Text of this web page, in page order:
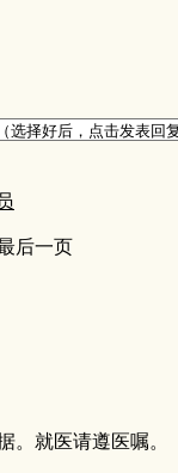
后一页
。就医请遵医嘱。